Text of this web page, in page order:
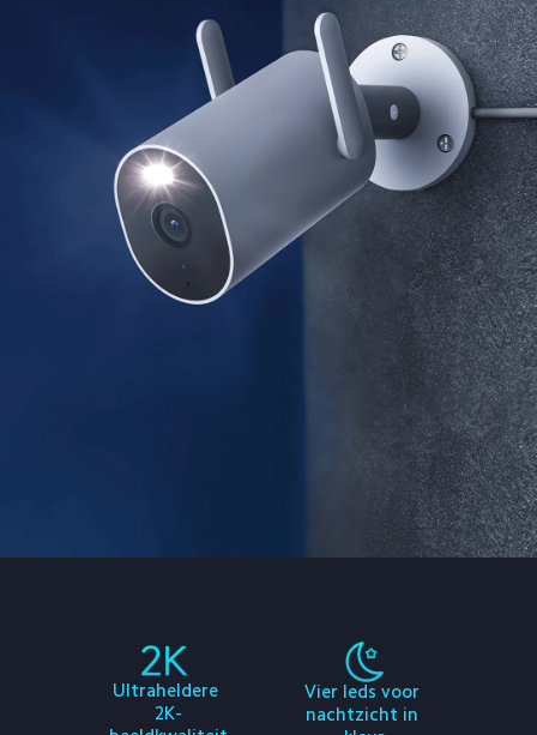
Vier leds voor
nachtzicht in
Ultraheldere
2K-